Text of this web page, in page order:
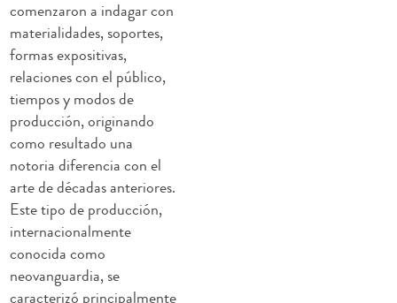
comenzaron a indagar con
materialidades, soportes,
formas expositivas,
relaciones con el público,
tiempos y modos de
producción, originando
como resultado una
notoria diferencia con el
arte de décadas anteriores.
Este tipo de producción,
internacionalmente
conocida como
neovanguardia, se
caracterizó principalmente